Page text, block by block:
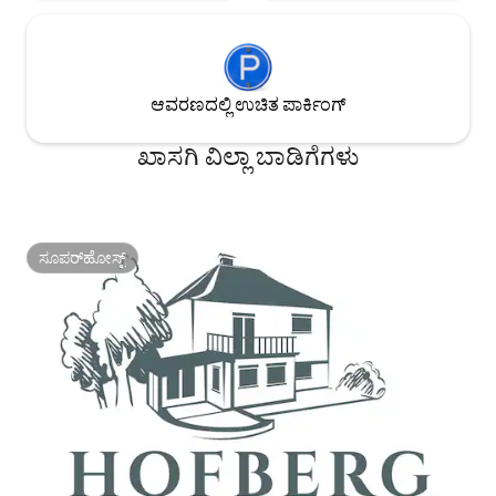
ಹೊಂದಿರುವ ಬಾತ್‌ರೂಮ್ ಮತ್ತು ಪ್ರತ್ಯೇಕ ಶವರ್
ರೂಮ್ ಹೊಂದಿರುವ ಮಾಸ್ಟರ್ ಸೂಟ್, ಜೊತೆಗೆ ಗೆಸ್ಟ್
ಬಾತ್‌ರೂಮ್ ಮತ್ತು ಹದಿಹರೆಯದವರ ರೂಮ್ ಅನ್ನು
ಚ.ಮೀ. ಟೆರೇಸ್‌ಗೆ ನೇರ ಪ್ರವೇಶವನ್ನು ಹೊಂದಿವೆ.
ಉದ್ಯಾನಕ್ಕೆ ನಿರ್ಗಮನವಿರುವ ನೆಲಮಹಡಿಯ
ಮನೆಯಲ್ಲಿ ಬಂಕ್ ಬೆಡ್‌ ಇರುವ ಮಕ್ಕಳ ಕೋಣೆ,
ನಿರ್ಗಮನಕ್ಕೆ,
ಆವರಣದಲ್ಲಿ ಉಚಿತ ಪಾರ್ಕಿಂಗ್
ಖಾಸಗಿ ವಿಲ್ಲಾ ಬಾಡಿಗೆಗಳು
ಸೂಪರ್‌ಹೋಸ್ಟ್
ಸೂಪರ್‌ಹೋಸ್ಟ್